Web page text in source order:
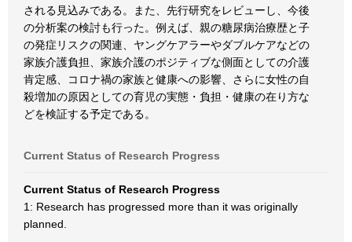
される見込みである。また、先行研究をレビューし、今後
の分析案の検討も行った。例えば、親の糖尿病治療歴と子
の発症リスクの関連、ヤングケアラーやダブルケアなどの
家族介護負担、家族介護のポジティブな側面としての介護
肯定感、コロナ禍の家族と健康への影響、さらに女性の自
殺増加の原因としての育児の実態・負担・健康の在り方な
どを検証する予定である。
Current Status of Research Progress
Current Status of Research Progress
1: Research has progressed more than it was originally
planned.